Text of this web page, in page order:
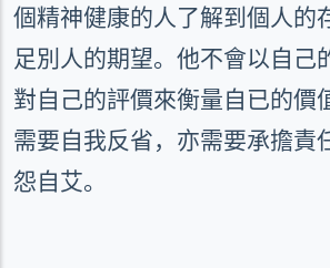
個精神健康的人了解到個人的
足別人的期望。他不會以自己
對自己的評價來衡量自已的價
需要自我反省，亦需要承擔責
怨自艾。